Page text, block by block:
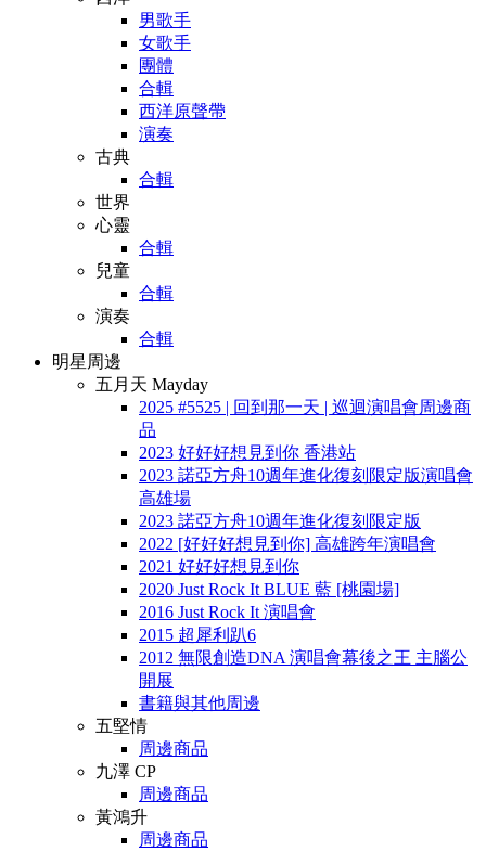
男歌手
女歌手
團體
合輯
西洋原聲帶
演奏
古典
合輯
世界
心靈
合輯
兒童
合輯
演奏
合輯
明星周邊
五月天 Mayday
2025 #5525 | 回到那一天 | 巡迴演唱會周邊商
品
2023 好好好想見到你 香港站
2023 諾亞方舟10週年進化復刻限定版演唱會
高雄場
2023 諾亞方舟10週年進化復刻限定版
2022 [好好好想見到你] 高雄跨年演唱會
2021 好好好想見到你
2020 Just Rock It BLUE 藍 [桃園場]
2016 Just Rock It 演唱會
2015 超犀利趴6
2012 無限創造DNA 演唱會幕後之王 主腦公
開展
書籍與其他周邊
五堅情
周邊商品
九澤 CP
周邊商品
黃鴻升
周邊商品